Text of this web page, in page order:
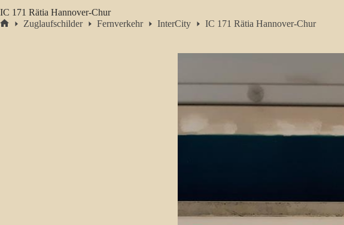
IC 171 Rätia Hannover-Chur
Zuglaufschilder Fernverkehr InterCity IC 171 Rätia Hannover-Chur